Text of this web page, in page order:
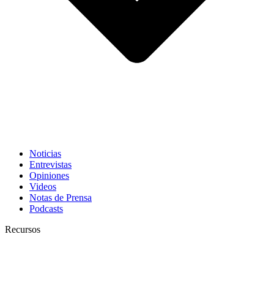
Noticias
Entrevistas
Opiniones
Videos
Notas de Prensa
Podcasts
Recursos